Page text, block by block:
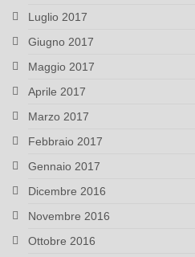
Luglio 2017
Giugno 2017
Maggio 2017
Aprile 2017
Marzo 2017
Febbraio 2017
Gennaio 2017
Dicembre 2016
Novembre 2016
Ottobre 2016